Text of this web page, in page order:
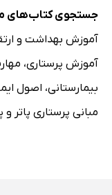
جستجوی کتاب‌های
آموزش بهداشت و
آموزش پرستاری،
بیمارستانی، اصول
مبانی پرستاری پاتر